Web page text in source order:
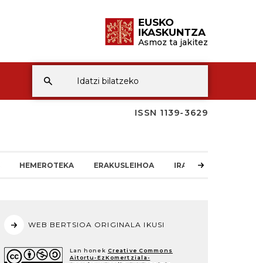
EUSKO
IKASKUNTZA
Asmoz ta jakitez
ISSN 1139-3629
HEMEROTEKA ERAKUSLEIHOA IRAKURLEAREN
WEB BERTSIOA ORIGINALA IKUSI
Lan honek Creative Commons
Aitortu-EzKomertziala-